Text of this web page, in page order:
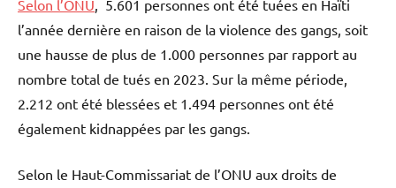
Selon l’ONU , 5.601 personnes ont été tuées en Haïti
l’année dernière en raison de la violence des gangs, soit
une hausse de plus de 1.000 personnes par rapport au
nombre total de tués en 2023. Sur la même période,
2.212 ont été blessées et 1.494 personnes ont été
également kidnappées par les gangs.
Selon le Haut-Commissariat de l’ONU aux droits de